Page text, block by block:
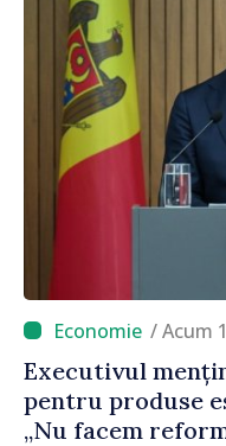
/ Acum
Executivul
pentru produse
„Nu facem